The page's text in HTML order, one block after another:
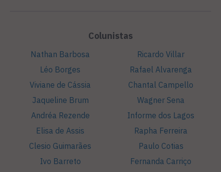
Colunistas
Nathan Barbosa
Léo Borges
Viviane de Cássia
Jaqueline Brum
Andréa Rezende
Elisa de Assis
Clesio Guimarães
Ivo Barreto
Ricardo Villar
Rafael Alvarenga
Chantal Campello
Wagner Sena
Informe dos Lagos
Rapha Ferreira
Paulo Cotias
Fernanda Carriço